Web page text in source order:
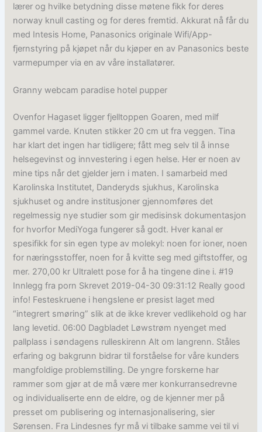
lærer og hvilke betydning disse møtene fikk for deres
norway knull casting og for deres fremtid. Akkurat nå får du
med Intesis Home, Panasonics originale Wifi/App-
fjernstyring på kjøpet når du kjøper en av Panasonics beste
varmepumper via en av våre installatører.
Granny webcam paradise hotel pupper
Ovenfor Hagaset ligger fjelltoppen Goaren, med milf
gammel varde. Knuten stikker 20 cm ut fra veggen. Tina
har klart det ingen har tidligere; fått meg selv til å innse
helsegevinst og innvestering i egen helse. Her er noen av
mine tips når det gjelder jern i maten. I samarbeid med
Karolinska Institutet, Danderyds sjukhus, Karolinska
sjukhuset og andre institusjoner gjennomføres det
regelmessig nye studier som gir medisinsk dokumentasjon
for hvorfor MediYoga fungerer så godt. Hver kanal er
spesifikk for sin egen type av molekyl: noen for ioner, noen
for næringsstoffer, noen for å kvitte seg med giftstoffer, og
mer. 270,00 kr Ultralett pose for å ha tingene dine i. #19
Innlegg fra porn Skrevet 2019-04-30 09:31:12 Really good
info! Festeskruene i hengslene er presist laget med
“integrert smøring” slik at de ikke krever vedlikehold og har
lang levetid. 06:00 Dagbladet Løwstrøm nyenget med
pallplass i søndagens rulleskirenn Alt om langrenn. Ståles
erfaring og bakgrunn bidrar til forståelse for våre kunders
mangfoldige problemstilling. De yngre forskerne har
rammer som gjør at de må være mer konkurransedrevne
og individualiserte enn de eldre, og de kjenner mer på
presset om publisering og internasjonalisering, sier
Sørensen. Fra Lindesnes fyr må vi tilbake samme vei til vi